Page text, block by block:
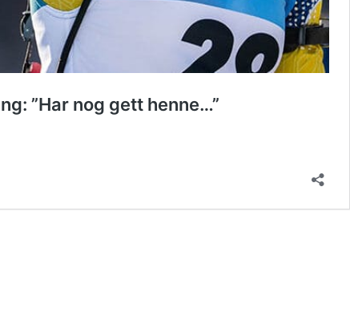
”Har nog gett henne…”